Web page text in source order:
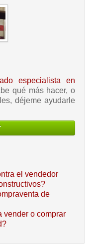
especialista en
qué más hacer, o
déjeme ayudarle
el vendedor
de
vender o comprar